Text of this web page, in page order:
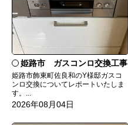
姫路市 ガスコンロ交換工事
姫路市飾東町佐良和のY様邸ガスコ
ンロ交換についてレポートいたしま
す。...
2026年08月04日